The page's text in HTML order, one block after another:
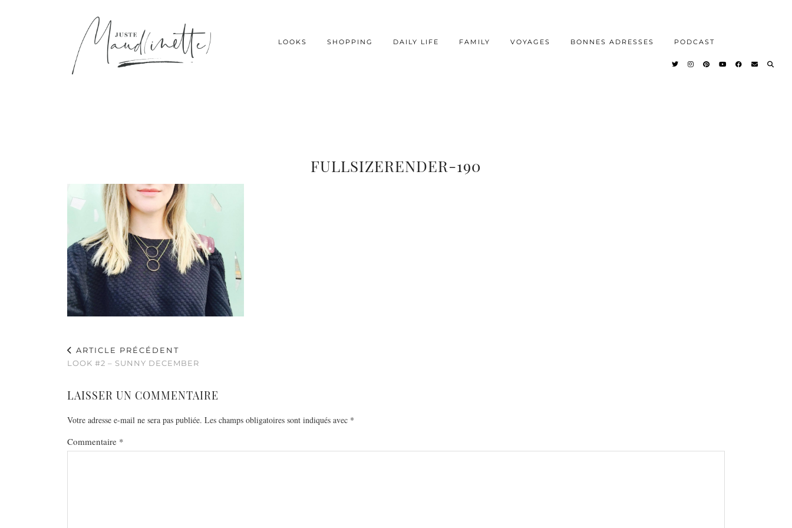
LOOKS SHOPPING DAILY LIFE FAMILY VOYAGES BONNES ADRESSES PODCAST
FULLSIZERENDER-190
ARTICLE PRÉCÉDENT
LOOK #2 – SUNNY DECEMBER
LAISSER UN COMMENTAIRE
Votre adresse e-mail ne sera pas publiée. Les champs obligatoires sont indiqués avec *
Commentaire *